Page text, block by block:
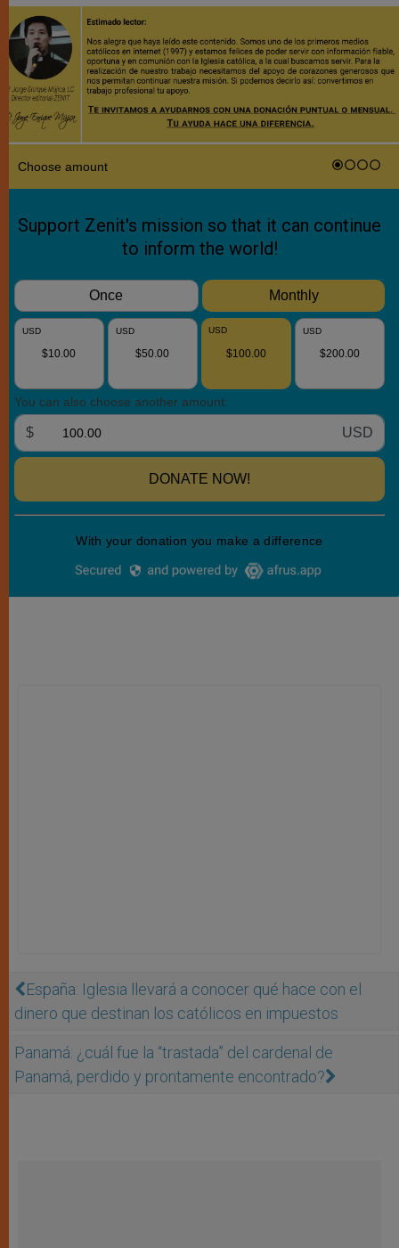
España: Iglesia llevará a conocer qué hace con el
dinero que destinan los católicos en impuestos
Panamá: ¿cuál fue la “trastada” del cardenal de
Panamá, perdido y prontamente encontrado?